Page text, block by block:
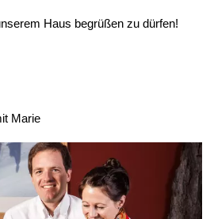
Haus begrüßen zu dürfen!
Marie